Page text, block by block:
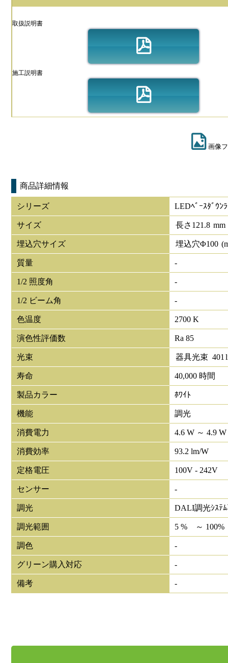
取扱説明書
施工説明書
画像
商品詳細情報
シリーズ LEDﾍﾞｰｽﾀﾞｳﾝ
サイズ 長さ 121.8 mm
埋込穴サイズ 埋込穴Φ100
質量 -
1/2 照度角 -
1/2 ビーム角 -
色温度 2700 K
演色性評価数 Ra 85
光束 器具光束 401
寿命 40,000 時間
製品カラー ﾎﾜｲﾄ
機能 調光
消費電力 4.6 W ～ 4.9 W
消費効率 93.2 lm/W
定格電圧 100V - 242V
センサー -
調光 DALI調光ｼｽﾃ
調光範囲 5 % ～ 100%
調色 -
グリーン購入対応 -
備考 -